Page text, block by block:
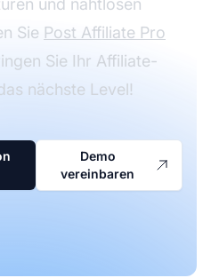
und nahtlosen
Sie Post Affiliate Pro
Sie Ihr Affiliate-
nächste Level!
Demo
vereinbaren